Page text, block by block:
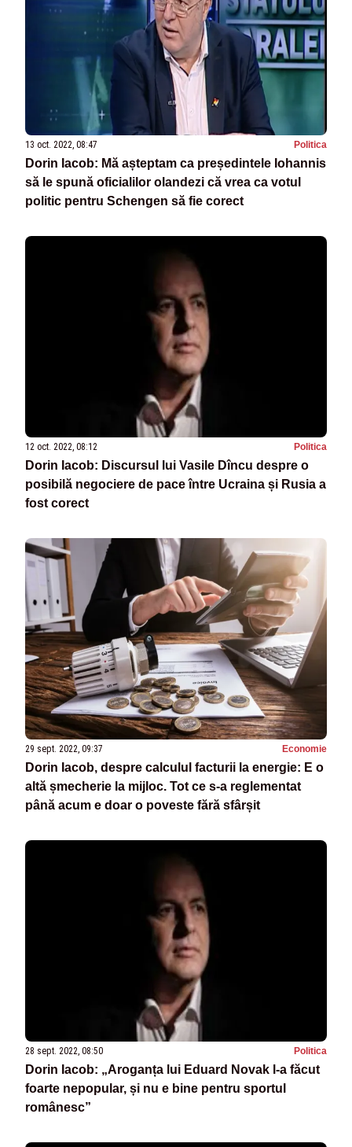
13 oct. 2022, 08:47 Politica
Dorin Iacob: Mă așteptam ca președintele Iohannis
să le spună oficialilor olandezi că vrea ca votul
politic pentru Schengen să fie corect
12 oct. 2022, 08:12 Politica
Dorin Iacob: Discursul lui Vasile Dîncu despre o
posibilă negociere de pace între Ucraina și Rusia a
fost corect
29 sept. 2022, 09:37 Economie
Dorin Iacob, despre calculul facturii la energie: E o
altă șmecherie la mijloc. Tot ce s-a reglementat
până acum e doar o poveste fără sfârșit
28 sept. 2022, 08:50 Politica
Dorin Iacob: „Aroganța lui Eduard Novak l-a făcut
foarte nepopular, și nu e bine pentru sportul
românesc”